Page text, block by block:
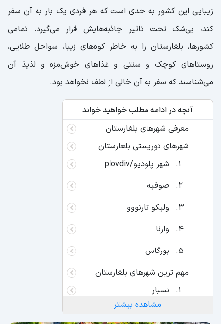
زیبایی این کشور به حدی است که هر فردی یک بار به آن سفر
کند، بی‌شک تحت تاثیر جاذبه‌هایش قرار می‌گیرد. تمامی
کشورها، بلغارستان را به خاطر کوه‌های زیبا، سواحل طلایی،
روستاهای کوچک و سنتی و غذاهای خوش‌مزه و لذیذ آن
می‌شناسند که سفر به آن خالی از لطف نخواهد بود.
آنچه در ادامه مطلب خواهید خواند
معرفی شهرهای بلغارستان
شهرهای توریستی بلغارستان
شهر پلودیو/plovdiv
صوفیه
ولیکو تارنووو
وارنا
بورگاس
مهم‌ ترین شهرهای بلغارستان
نسبار
سوزوپول
مشاهده بیشتر